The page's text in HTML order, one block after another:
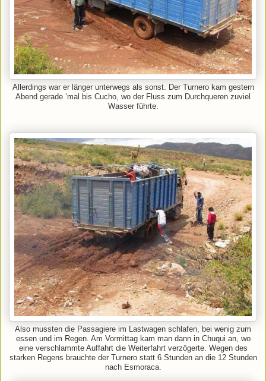
Allerdings war er länger unterwegs als sonst. Der Turnero kam gestern
Abend gerade ‘mal bis Cucho, wo der Fluss zum Durchqueren zuviel
Wasser führte.
Also mussten die Passagiere im Lastwagen schlafen, bei wenig zum
essen und im Regen. Am Vormittag kam man dann in Chuqui an, wo
eine verschlammte Auffahrt die Weiterfahrt verzögerte. Wegen des
starken Regens brauchte der Turnero statt 6 Stunden an die 12 Stunden
nach Esmoraca.